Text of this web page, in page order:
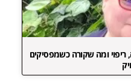
ומה שקורה כשמפסיקים